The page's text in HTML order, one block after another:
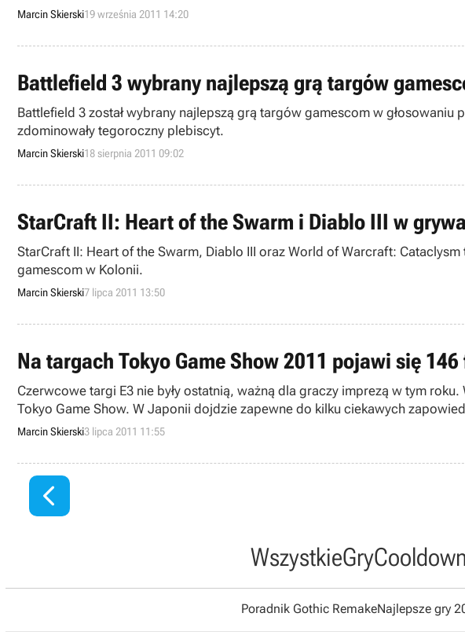
Marcin Skierski19 września 2011 14:20
Battlefield 3 wybrany najlepszą grą targów
Battlefield 3 został wybrany najlepszą grą targów gamescom w
zdominowały tegoroczny plebiscyt.
Marcin Skierski18 sierpnia 2011 09:02
StarCraft II: Heart of the Swarm i Diablo III w
StarCraft II: Heart of the Swarm, Diablo III oraz World of Warcraft:
gamescom w Kolonii.
Marcin Skierski7 lipca 2011 13:50
Na targach Tokyo Game Show 2011 pojawi się
Czerwcowe targi E3 nie były ostatnią, ważną dla graczy imprezą w tym
Tokyo Game Show. W Japonii dojdzie zapewne do kilku ciekawych
Marcin Skierski3 lipca 2011 11:55

WszystkieGryCooldown
Poradnik Gothic RemakeNajlepsze gry